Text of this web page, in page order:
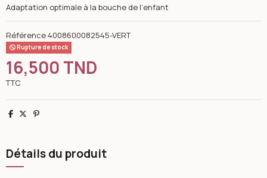
Adaptation optimale à la bouche de l‘enfant
Référence4008600082545-VERT
Rupture de stock
16,500 TND
TTC
Partager
TweetPinterest
Détails du produit